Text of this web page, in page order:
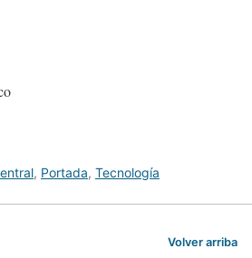
, Portada, Tecnologí­a
Volver arriba